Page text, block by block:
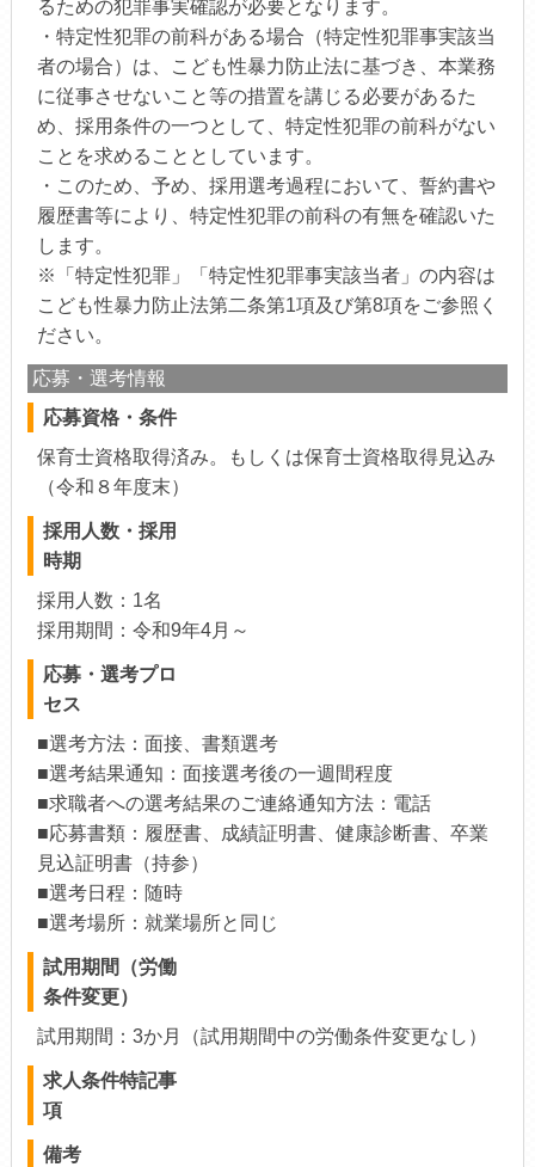
るための犯罪事実確認が必要となります。
・特定性犯罪の前科がある場合（特定性犯罪事実該当
者の場合）は、こども性暴力防止法に基づき、本業務
に従事させないこと等の措置を講じる必要があるた
め、採用条件の一つとして、特定性犯罪の前科がない
ことを求めることとしています。
・このため、予め、採用選考過程において、誓約書や
履歴書等により、特定性犯罪の前科の有無を確認いた
します。
※「特定性犯罪」「特定性犯罪事実該当者」の内容は
こども性暴力防止法第二条第1項及び第8項をご参照く
ださい。
応募・選考情報
応募資格・条件
保育士資格取得済み。もしくは保育士資格取得見込み
（令和８年度末）
採用人数・採用
時期
採用人数：1名
採用期間：令和9年4月～
応募・選考プロ
セス
■選考方法：面接、書類選考
■選考結果通知：面接選考後の一週間程度
■求職者への選考結果のご連絡通知方法：電話
■応募書類：履歴書、成績証明書、健康診断書、卒業
見込証明書（持参）
■選考日程：随時
■選考場所：就業場所と同じ
試用期間（労働
条件変更）
試用期間：3か月（試用期間中の労働条件変更なし）
求人条件特記事
項
備考